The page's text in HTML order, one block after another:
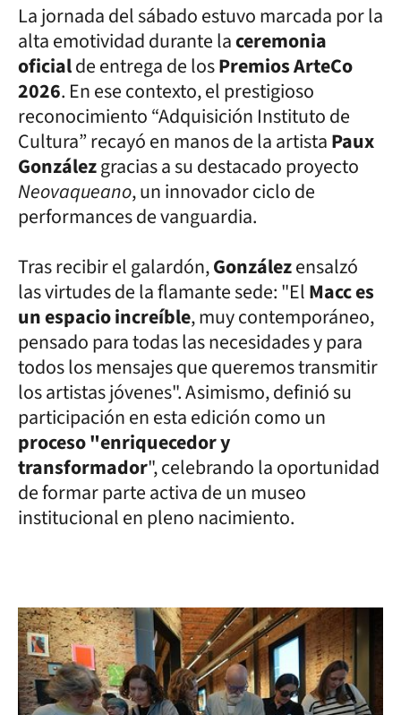
La jornada del sábado estuvo marcada por la
alta emotividad durante laceremonia
oficialde entrega de losPremios ArteCo
2026. En ese contexto, el prestigioso
reconocimiento “Adquisición Instituto de
Cultura” recayó en manos de la artistaPaux
Gonzálezgracias a su destacado proyecto
Neovaqueano, un innovador ciclo de
performances de vanguardia.
Tras recibir el galardón,Gonzálezensalzó
las virtudes de la flamante sede: "ElMacc es
un espacio increíble, muy contemporáneo,
pensado para todas las necesidades y para
todos los mensajes que queremos transmitir
los artistas jóvenes". Asimismo, definió su
participación en esta edición como un
proceso "enriquecedor y
transformador", celebrando la oportunidad
de formar parte activa de un museo
institucional en pleno nacimiento.